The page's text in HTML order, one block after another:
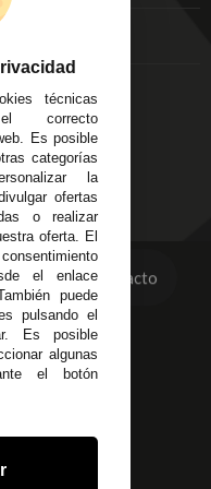
98
44 45 44
de Toros,
Contacto
técnicas
correcto
Es posible
categorías
la
ofertas
o realizar
oferta. El
el enlace
puede
pulsando el
Es posible
algunas
el botón